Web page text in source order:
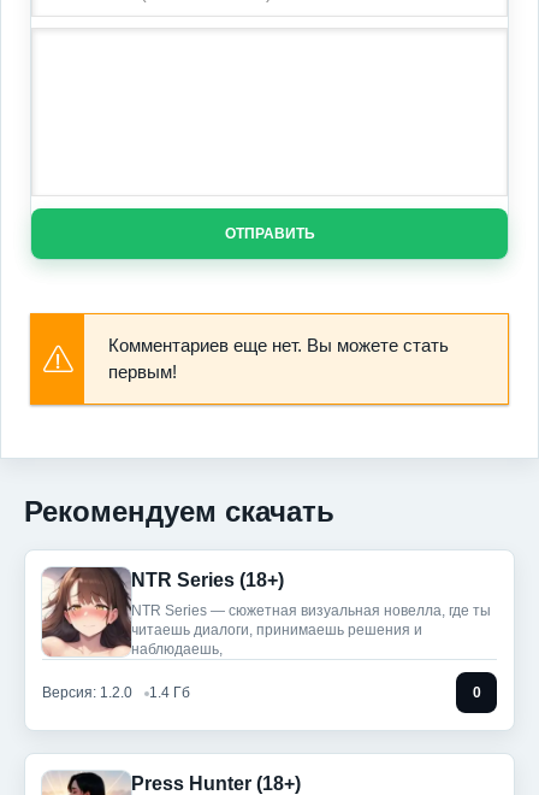
ОТПРАВИТЬ
Комментариев еще нет. Вы можете стать
первым!
Рекомендуем скачать
NTR Series (18+)
NTR Series — сюжетная визуальная новелла, где ты
читаешь диалоги, принимаешь решения и
наблюдаешь,
Версия: 1.2.0 1.4 Гб 0
Press Hunter (18+)